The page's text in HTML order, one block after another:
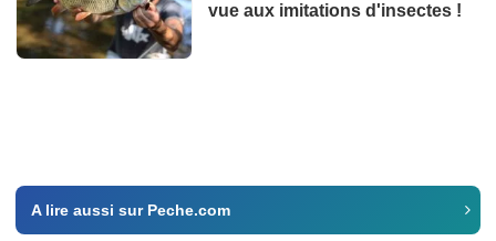
vue aux imitations d'insectes !
A lire aussi sur Peche.com